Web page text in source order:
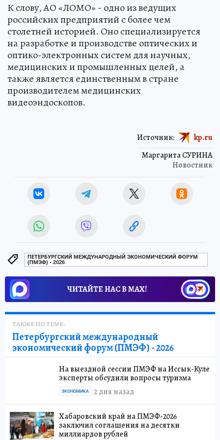
К слову, АО «ЛОМО» - одно из ведущих
российских предприятий с более чем
столетней историей. Оно специализируется
на разработке и производстве оптических и
оптико-электронных систем для научных,
медицинских и промышленных целей, а
также является единственным в стране
производителем медицинских
видеоэндоскопов.
Маргарита СУРИНА
Новостник
Источник: kp.ru
ПЕТЕРБУРГСКИЙ МЕЖДУНАРОДНЫЙ ЭКОНОМИЧЕСКИЙ ФОРУМ
(ПМЭФ) - 2026
ЧИТАЙТЕ НАС В МАХ!
ТАКЖЕ ПО ТЕМЕ:
Петербургский международный
экономический форум (ПМЭФ) - 2026
На выездной сессии ПМЭФ на Иссык-Куле
эксперты обсудили вопросы туризма
2 дня назад
ЭКОНОМИКА
Хабаровский край на ПМЭФ-2026
заключил соглашения на десятки
миллиардов рублей